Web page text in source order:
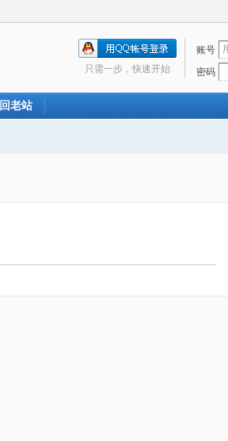
账号
密码
只需一步，快速开始
回老站